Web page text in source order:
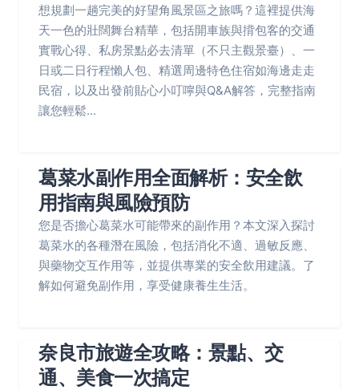
想規劃一趟完美的好望角風景區之旅嗎？這裡提供海
天一色的壯闊舞台精華，包括開車族與揹包客的交通
實戰心得、私房景點必去清單（不只主觀景臺）、一
日或二日行程懶人包、精選周邊特色住宿如海邊走走
民宿，以及出發前貼心小叮嚀與Q&A解答，完整指南
讓您輕鬆...
葛菜水副作用全面解析：安全飲
用指南與風險預防
您是否擔心葛菜水可能帶來的副作用？本文深入探討
葛菜水的各種潛在風險，包括消化不適、過敏反應、
與藥物交互作用等，並提供專業的安全飲用建議。了
解如何避免副作用，享受健康養生生活。
奈良市旅遊全攻略：景點、交
通、美食一次搞定